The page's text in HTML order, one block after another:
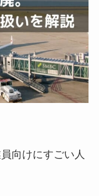
向けにすごい人